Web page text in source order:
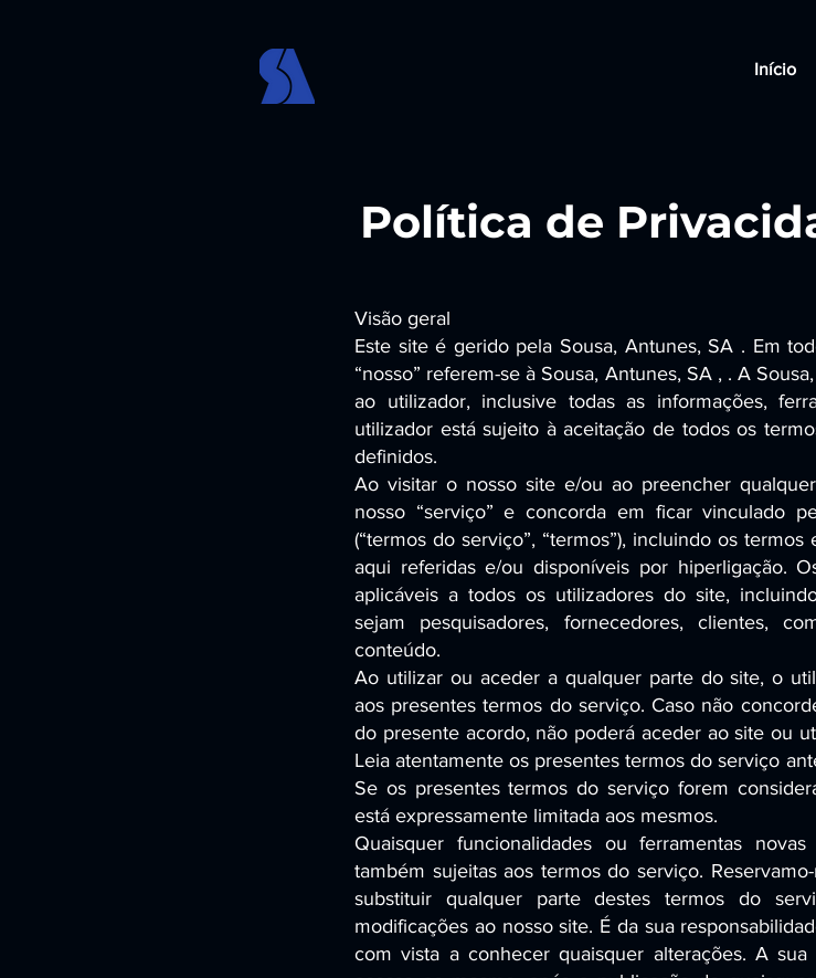
Início
Política de
Visão geral
Este site é gerido pela Sousa, Antunes, SA . Em
“nosso” referem-se à Sousa, Antunes, SA , . A
ao utilizador, inclusive todas as informações,
utilizador está sujeito à aceitação de todos os
definidos.
Ao visitar o nosso site e/ou ao preencher
nosso “serviço” e concorda em ficar vinculado
(“termos do serviço”, “termos”), incluindo os
aqui referidas e/ou disponíveis por hiperligação.
aplicáveis a todos os utilizadores do site,
sejam pesquisadores, fornecedores, clientes,
conteúdo.
Ao utilizar ou aceder a qualquer parte do site, o
aos presentes termos do serviço. Caso não
do presente acordo, não poderá aceder ao site ou
Leia atentamente os presentes termos do serviço
Se os presentes termos do serviço forem
está expressamente limitada aos mesmos.
Quaisquer funcionalidades ou ferramentas
também sujeitas aos termos do serviço.
substituir qualquer parte destes termos do
modificações ao nosso site. É da sua
com vista a conhecer quaisquer alterações. A